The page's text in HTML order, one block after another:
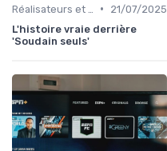
•
21/07/2025
L'histoire vraie derrière
'Soudain seuls'